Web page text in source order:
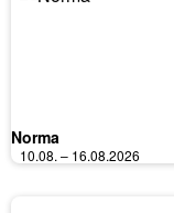
Norma
10.08. – 16.08.2026